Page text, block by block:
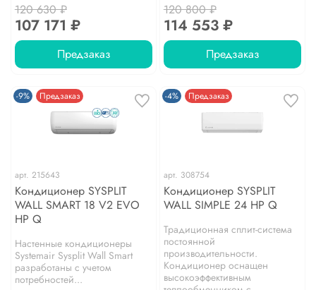
120 630 ₽
107 171 ₽
Предзаказ
120 800 ₽
114 553 ₽
Предзаказ
-9% Предзаказ
арт. 215643
Кондиционер SYSPLIT
WALL SMART 18 V2 EVO
HP Q
Настенные кондиционеры
Systemair Sysplit Wall Smart
разработаны с учетом
потребностей...
-4% Предзаказ
арт. 308754
Кондиционер SYSPLIT
WALL SIMPLE 24 HP Q
Традиционная сплит-система
постоянной
производительности.
Кондиционер оснащен
высокоэффективным